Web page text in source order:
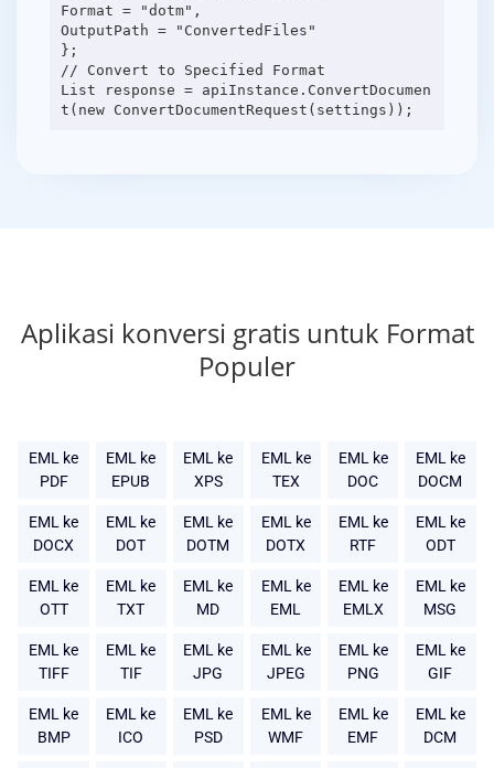
Format = "dotm",
OutputPath = "ConvertedFiles"
};
// Convert to Specified Format
List response = apiInstance.ConvertDocumen
Aplikasi konversi gratis untuk Format
Populer
EML ke
PDF
EML ke
EPUB
EML ke
XPS
EML ke
TEX
EML ke
DOC
EML ke
DOCM
EML ke
DOCX
EML ke
DOT
EML ke
DOTM
EML ke
DOTX
EML ke
RTF
EML ke
ODT
EML ke
OTT
EML ke
TXT
EML ke
MD
EML ke
EML
EML ke
EMLX
EML ke
MSG
EML ke
TIFF
EML ke
TIF
EML ke
JPG
EML ke
JPEG
EML ke
PNG
EML ke
GIF
EML ke
BMP
EML ke
ICO
EML ke
PSD
EML ke
WMF
EML ke
EMF
EML ke
DCM